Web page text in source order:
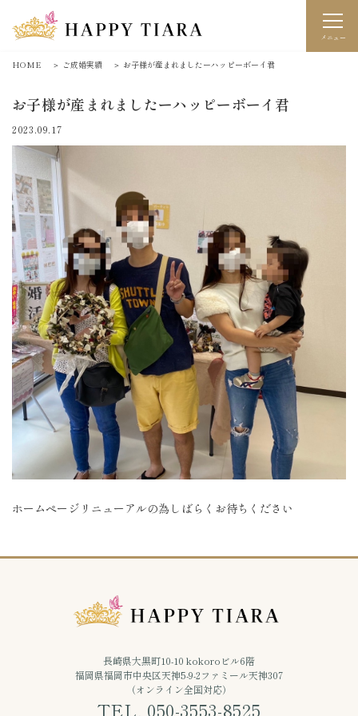
メニュー
HOME ＞ ご成婚実績 ＞ お子様が産まれましたーハッピーボーイ君
お子様が産まれましたーハッピーボーイ君
2023.09.17
ホームページリニューアルの為しばらくお待ちください
長崎県大黒町10-10 kokoroビル6階
福岡県福岡市中央区天神5-9-2ファミール天神307
（オンライン全国対応）
TEL. 050-3553-8525